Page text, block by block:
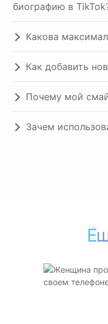
биографию в
Какова
Как добавить
Почему мой
Зачем